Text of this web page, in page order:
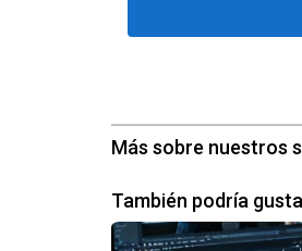
Un CRM
de datos, los agentes
Obtener
Ejemplos y
Más sobre nuestros
También podría